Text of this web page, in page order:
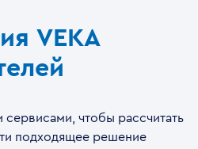
VEKA
чтобы рассчитать
подходящее решение